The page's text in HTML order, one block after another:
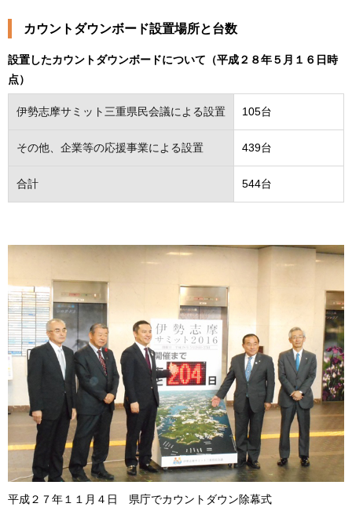
カウントダウンボード設置場所と台数
設置したカウントダウンボードについて（平成２８年５月１６日時
点）
伊勢志摩サミット三重県民会議による設置 105台
その他、企業等の応援事業による設置 439台
合計 544台
平成２７年１１月４日 県庁でカウントダウン除幕式